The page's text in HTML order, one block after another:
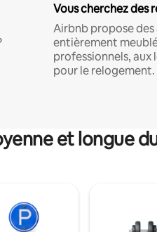
Vous cherchez des
Airbnb propose
entièrement
professionnels,
pour le relogement.
et longue